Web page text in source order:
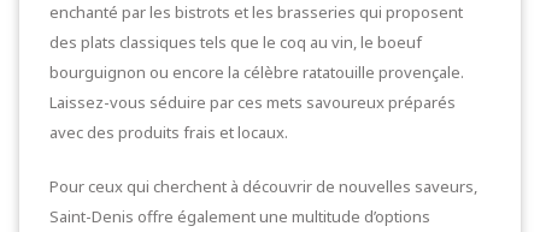
enchanté par les bistrots et les brasseries qui proposent
des plats classiques tels que le coq au vin, le boeuf
bourguignon ou encore la célèbre ratatouille provençale.
Laissez-vous séduire par ces mets savoureux préparés
avec des produits frais et locaux.
Pour ceux qui cherchent à découvrir de nouvelles saveurs,
Saint-Denis offre également une multitude d’options